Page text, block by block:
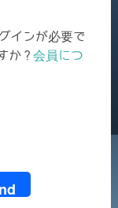
インが必要で
か ? 会員につ